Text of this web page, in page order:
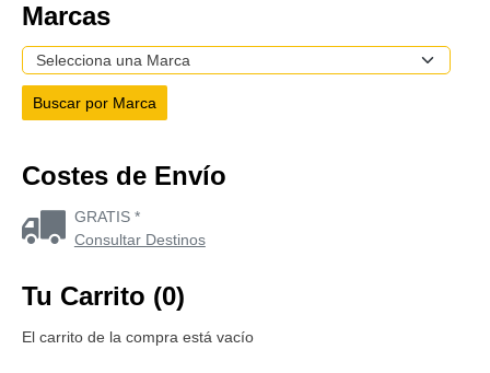
Marcas
Costes de Envío
GRATIS *
Consultar Destinos
Tu Carrito (0)
El carrito de la compra está vacío